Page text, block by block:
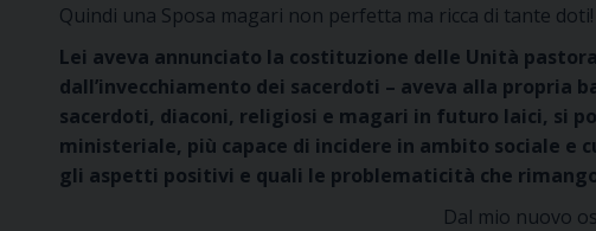
Quindi una Sposa magari non perfetta ma ricca di tante doti!
Lei aveva annunciato la costituzione delle Unità
dall’invecchiamento dei sacerdoti – aveva alla propria
sacerdoti, diaconi, religiosi e magari in futuro laici, si
ministeriale, più capace di incidere in ambito sociale e
gli aspetti positivi e quali le problematicità che
Dal mio nuovo